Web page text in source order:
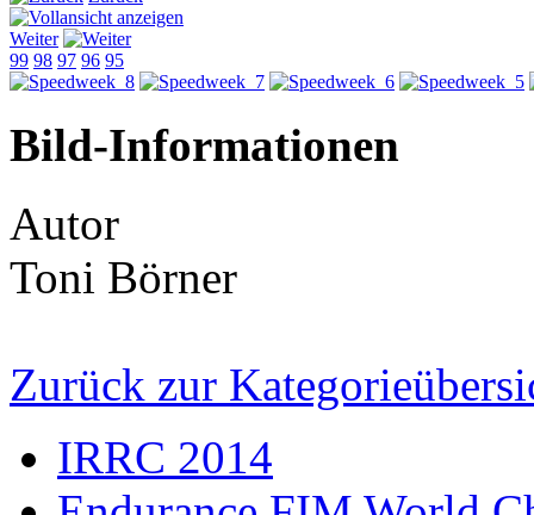
Weiter
99 98 97 96 95
Bild-Informationen
Autor
Toni Börner
Zurück zur
IRRC 2014